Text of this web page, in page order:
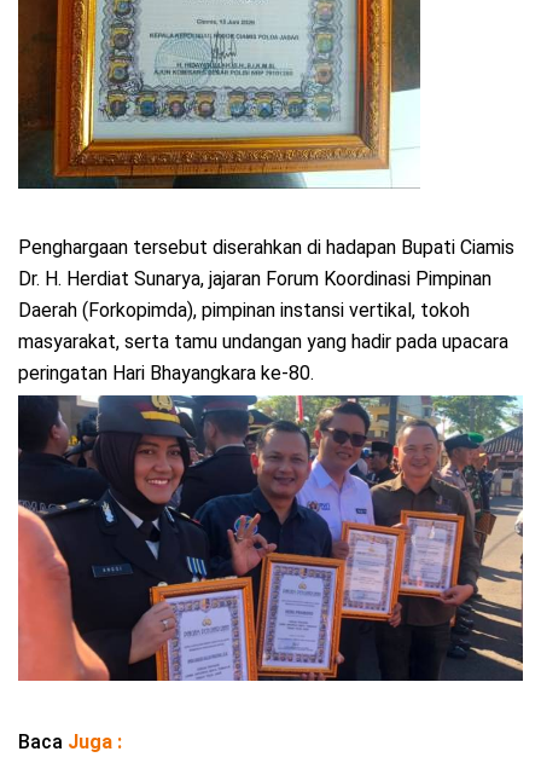
Penghargaan tersebut diserahkan di hadapan Bupati Ciamis
Dr. H. Herdiat Sunarya, jajaran Forum Koordinasi Pimpinan
Daerah (Forkopimda), pimpinan instansi vertikal, tokoh
masyarakat, serta tamu undangan yang hadir pada upacara
peringatan Hari Bhayangkara ke-80.
Baca Juga :